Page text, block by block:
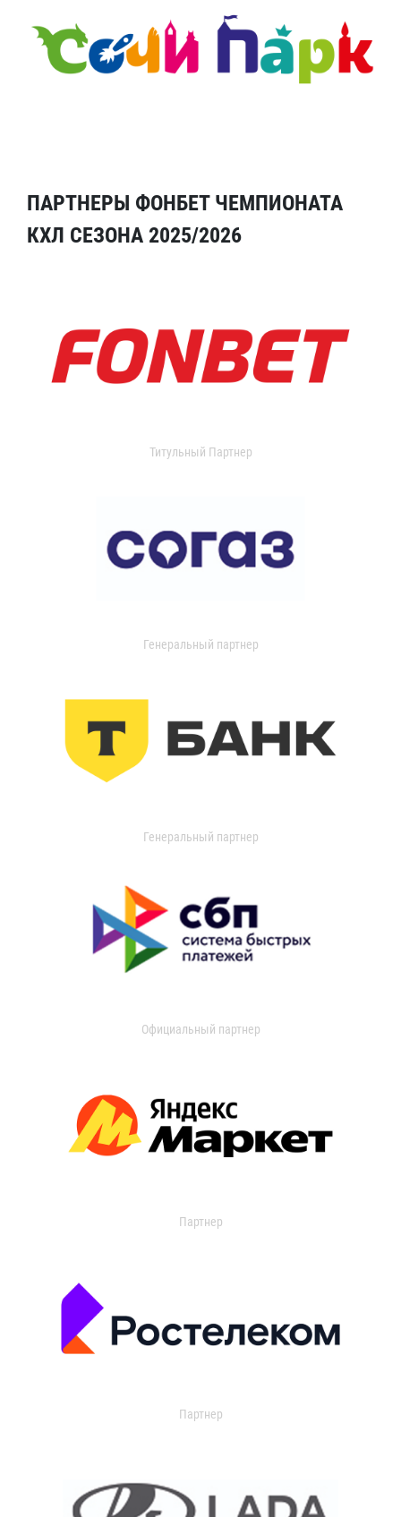
ПАРТНЕРЫ ФОНБЕТ ЧЕМПИОНАТА
КХЛ СЕЗОНА 2025/2026
Титульный Партнер
Генеральный партнер
Генеральный партнер
Официальный партнер
Партнер
Партнер